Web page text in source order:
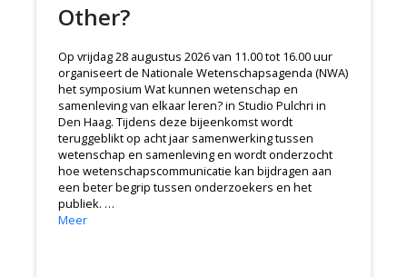
Other?
Op vrijdag 28 augustus 2026 van 11.00 tot 16.00 uur
organiseert de Nationale Wetenschapsagenda (NWA)
het symposium Wat kunnen wetenschap en
samenleving van elkaar leren? in Studio Pulchri in
Den Haag. Tijdens deze bijeenkomst wordt
teruggeblikt op acht jaar samenwerking tussen
wetenschap en samenleving en wordt onderzocht
hoe wetenschapscommunicatie kan bijdragen aan
een beter begrip tussen onderzoekers en het
publiek. …
Meer